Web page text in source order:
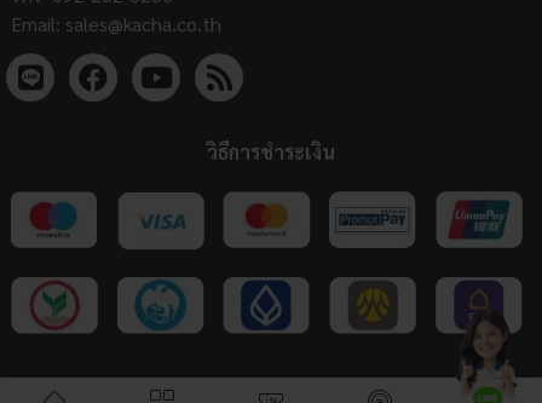
Email: sales@kacha.co.th
วิธีการชำระเงิน